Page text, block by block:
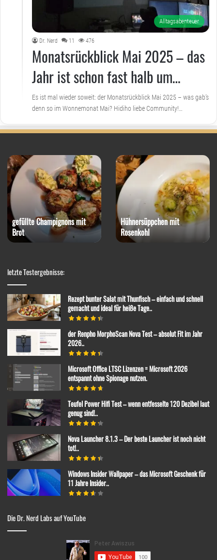
Alltagsabenteuer
Dr. Nerd 11 476
Monatsrückblick Mai 2025 – das
Jahr ist schon fast halb um…
Es ist mal wieder soweit: der Monatsrückblick Mai 2025 – was gab’s
denn so im Wonnemonat Mai? Hidiho liebe Community!…
gefüllte Champignons mit
Brot
Hühnersüppchen mit
Rosenkohl
letzte Testergebnisse:
Rezept bunter Salat mit Thunfisch – einfach und schnell
gemacht und ideal für heiße Tage..
der Renpho MorphoScan Nova Test – absolut Fit im Jahr
2026..
Microsoft Office LTSC Lizenzen = Microsoft 2026
entspannt ohne Spionage nutzen.
Teufel Power Hifi Test – wenn entfesselte 120 Dezibel laut
genug sind!..
Nova Launcher 8.1.3 – Der beste Launcher ist noch nicht
tot!..
Windows Insider Wallpaper – das Microsoft Geschenk für
11 Jahre Insider..
Die Dr. Nerd Labs auf YouTube